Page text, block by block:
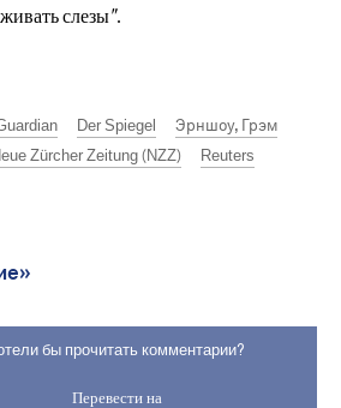
слезы".
Der Spiegel
Эрншоу, Грэм
Zürcher Zeitung (NZZ) Reuters
бы прочитать комментарии?
Перевести на